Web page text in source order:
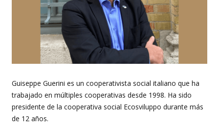
Guiseppe Guerini es un cooperativista social italiano que ha
trabajado en múltiples cooperativas desde 1998. Ha sido
presidente de la cooperativa social Ecosviluppo durante más
de 12 años.